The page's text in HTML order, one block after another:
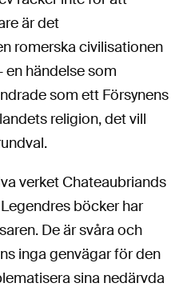
är det
romerska civilisationen
händelse som
som ett Försynens
religion, det vill
verket Chateaubriands
böcker har
De är svåra och
inga genvägar för den
sina nedärvda